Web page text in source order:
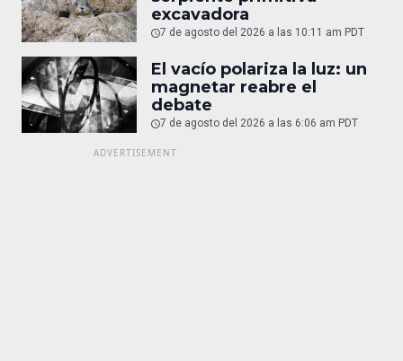
excavadora
7 de agosto del 2026 a las 10:11 am PDT
El vacío polariza la luz: un
magnetar reabre el
debate
7 de agosto del 2026 a las 6:06 am PDT